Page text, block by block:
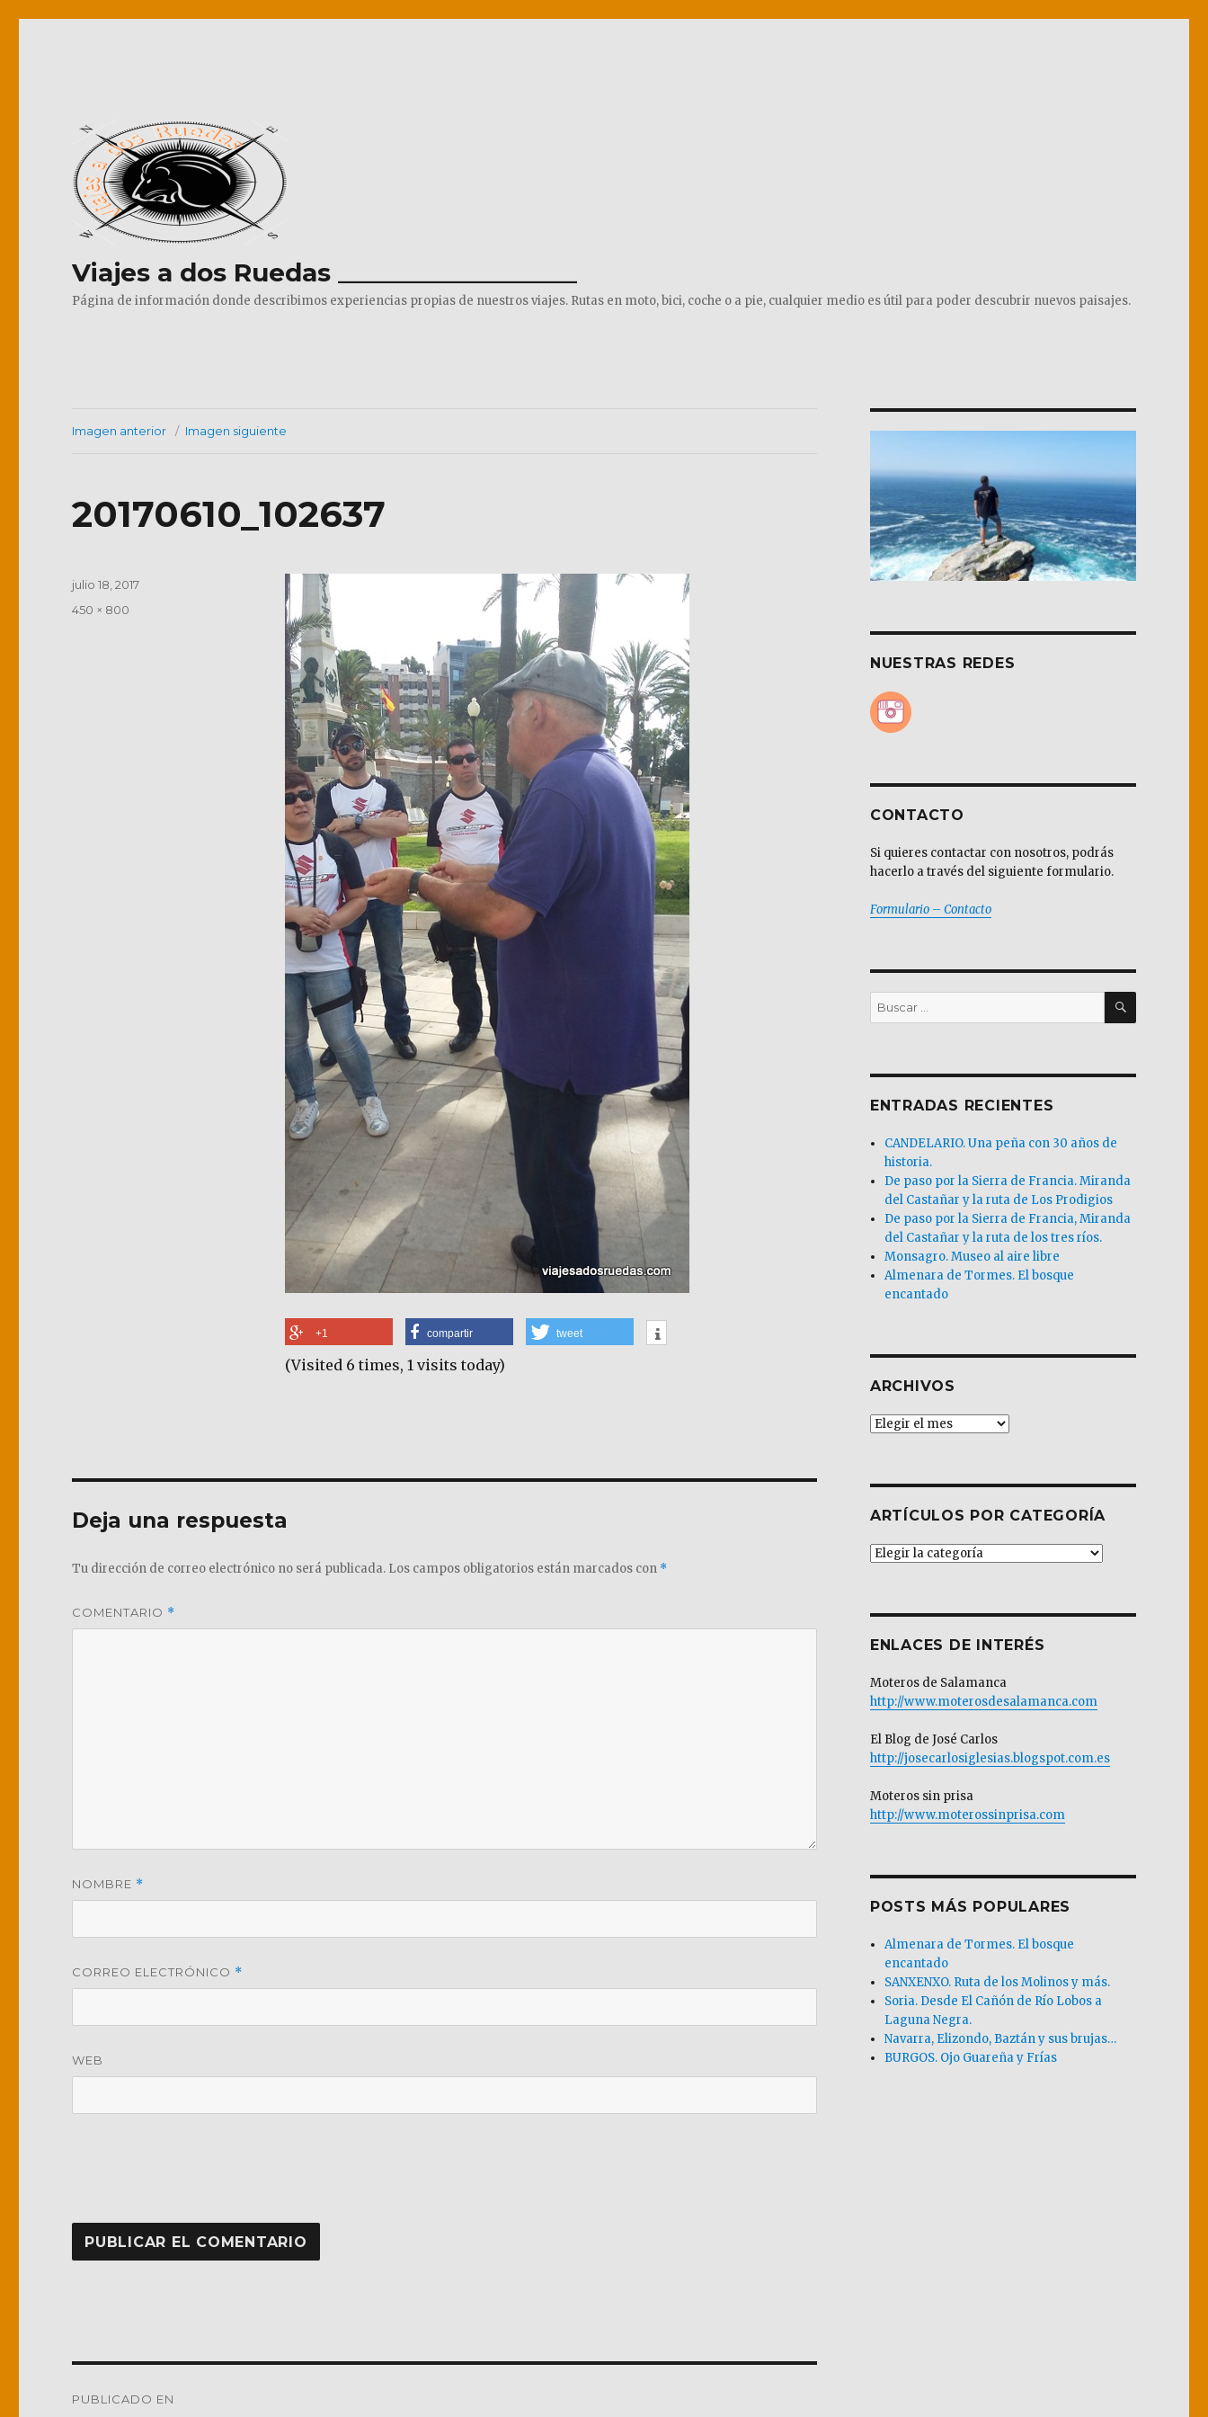
Viajes a dos Ruedas ___________________
Página de información donde describimos experiencias propias de nuestros viajes. Rutas en moto, bici, coche o a pie, cualquier medio es útil para poder descubrir nuevos paisajes.
Imagen anterior Imagen siguiente
20170610_102637
+1 compartir tweet
(Visited 6 times, 1 visits today)
Publicado
julio 18, 2017
Tamaño
450 × 800
Deja una respuesta
Tu dirección de correo electrónico no será publicada. Los campos obligatorios están marcados con *
COMENTARIO *
NOMBRE *
CORREO ELECTRÓNICO *
WEB
PUBLICADO EN
NUESTRAS REDES
CONTACTO
Si quieres contactar con nosotros, podrás
hacerlo a través del siguiente formulario.
Formulario – Contacto
Buscar
por:
BUSCAR
ENTRADAS RECIENTES
CANDELARIO. Una peña con 30 años de
historia.
De paso por la Sierra de Francia. Miranda
del Castañar y la ruta de Los Prodigios
De paso por la Sierra de Francia, Miranda
del Castañar y la ruta de los tres ríos.
Monsagro. Museo al aire libre
Almenara de Tormes. El bosque
encantado
ARCHIVOS
Archivos
ARTÍCULOS POR CATEGORÍA
Artículos
ENLACES DE INTERÉS
Moteros de Salamanca
http://www.moterosdesalamanca.com
El Blog de José Carlos
http://josecarlosiglesias.blogspot.com.es
Moteros sin prisa
http://www.moterossinprisa.com
POSTS MÁS POPULARES
Almenara de Tormes. El bosque
encantado
SANXENXO. Ruta de los Molinos y más.
Soria. Desde El Cañón de Río Lobos a
Laguna Negra.
Navarra, Elizondo, Baztán y sus brujas…
BURGOS. Ojo Guareña y Frías